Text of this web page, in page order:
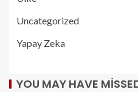
Uncategorized
Yapay Zeka
YOU MAY HAVE